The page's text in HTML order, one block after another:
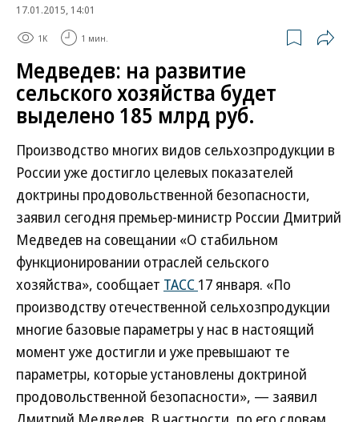
17.01.2015, 14:01
1K 1 мин.
Медведев: на развитие
сельского хозяйства будет
выделено 185 млрд руб.
Производство многих видов сельхозпродукции в
России уже достигло целевых показателей
доктрины продовольственной безопасности,
заявил сегодня премьер-министр России Дмитрий
Медведев на совещании «О стабильном
функционировании отраслей сельского
хозяйства», сообщает ТАСС 17 января. «По
производству отечественной сельхозпродукции
многие базовые параметры у нас в настоящий
момент уже достигли и уже превышают те
параметры, которые установлены доктриной
продовольственной безопасности», — заявил